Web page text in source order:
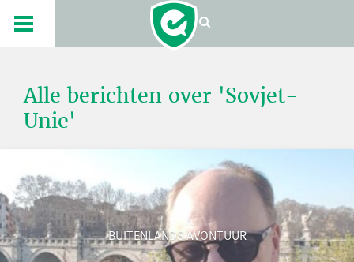
Alle berichten over 'Sovjet-
Unie'
BUITENLANDS AVONTUUR